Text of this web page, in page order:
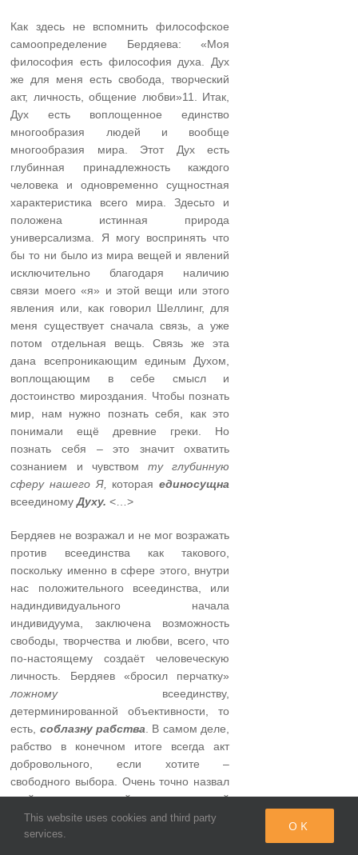
Как здесь не вспомнить философское
самоопределение Бердяева: «Моя
философия есть философия духа. Дух
же для меня есть свобода, творческий
акт, личность, общение любви»11. Итак,
Дух есть воплощенное единство
многообразия людей и вообще
многообразия мира. Этот Дух есть
глубинная принадлежность каждого
человека и одновременно сущностная
характеристика всего мира. Здесьто и
положена истинная природа
универсализма. Я могу воспринять что
бы то ни было из мира вещей и явлений
исключительно благодаря наличию
связи моего «я» и этой вещи или этого
явления или, как говорил Шеллинг, для
меня существует сначала связь, а уже
потом отдельная вещь. Связь же эта
дана всепроникающим единым Духом,
воплощающим в себе смысл и
достоинство мироздания. Чтобы познать
мир, нам нужно познать себя, как это
понимали ещё древние греки. Но
познать себя – это значит охватить
сознанием и чувством ту глубинную
сферу нашего Я, котораяединосущна
всеединомуДуху.<…>
Бердяев не возражал и не мог возражать
против всеединства как такового,
поскольку именно в сфере этого, внутри
нас положительного всеединства, или
надиндивидуального начала
индивидуума, заключена возможность
свободы, творчества и любви, всего, что
по-настоящему создаёт человеческую
личность. Бердяев «бросил перчатку»
ложному всеединству,
детерминированной объективности, то
есть, соблазну рабства . В самом деле,
рабство в конечном итоге всегда акт
добровольного, если хотите –
свободного выбора. Очень точно назвал
свой трактат молодой и рано ушедший
из жизни друг Монтеня Этьен де Ла
Боэни – «Рассуждение о добровольном
This website uses cookies and third party
services.
OK